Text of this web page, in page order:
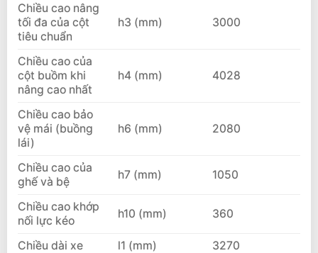
Chiều cao nâng
tối đa của cột
tiêu chuẩn
h3 (mm) 3000
Chiều cao của
cột buồm khi
nâng cao nhất
h4 (mm) 4028
Chiều cao bảo
vệ mái (buồng
lái)
h6 (mm) 2080
Chiều cao của
ghế và bệ
h7 (mm) 1050
Chiều cao khớp
nối lực kéo
h10 (mm) 360
Chiều dài xe l1 (mm)
3270